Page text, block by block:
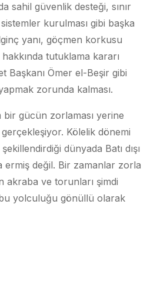
sahil güvenlik desteği, sınır
kurulması gibi başka
yanı, göçmen korkusu
tutuklama kararı
Başkanı Ömer el-Beşir gibi
zorunda kalması.
bir gücün zorlaması yerine
Kölelik dönemi
dünyada Batı dışı
ermiş değil. Bir zamanlar zorla
akraba ve torunları şimdi
yolculuğu gönüllü olarak